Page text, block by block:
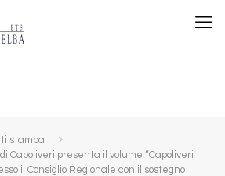
stampa
Capoliveri presenta il volume “Capoliveri
il Consiglio Regionale con il sostegno